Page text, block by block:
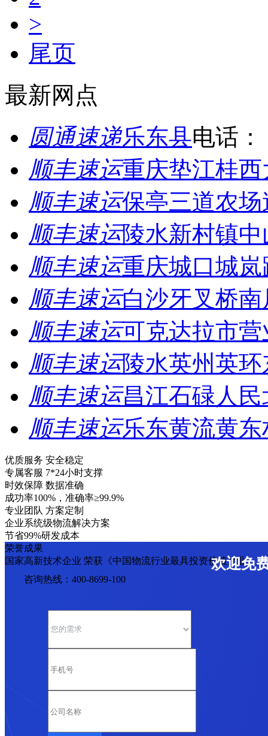
>
尾页
最新网点
圆通速递乐东县电话：
顺丰速运重庆垫江桂
顺丰速运保亭三道农
顺丰速运陵水新村镇
顺丰速运重庆城口城
顺丰速运白沙牙叉桥
顺丰速运可克达拉市营
顺丰速运陵水英州英
顺丰速运昌江石碌人
顺丰速运乐东黄流黄
优质服务 安全稳定
专属客服 7*24小时支撑
时效保障 数据准确
成功率100%，准确率≥99.9%
专业团队 方案定制
企业系统级物流解决方案
节省99%研发成本
荣誉成果
国家高新技术企业 荣获《中国物流行业最具投资价值企业》
欢迎免
咨询热线：400-8699-100